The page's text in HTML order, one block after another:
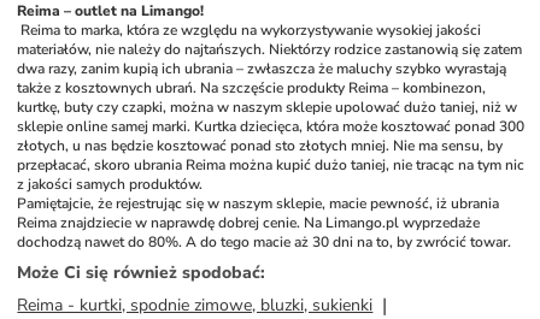
Reima – outlet na Limango!
Reima to marka, która ze względu na wykorzystywanie wysokiej jakości
materiałów, nie należy do najtańszych. Niektórzy rodzice zastanowią się zatem
dwa razy, zanim kupią ich ubrania – zwłaszcza że maluchy szybko wyrastają
także z kosztownych ubrań. Na szczęście produkty Reima – kombinezon,
kurtkę, buty czy czapki, można w naszym sklepie upolować dużo taniej, niż w
sklepie online samej marki. Kurtka dziecięca, która może kosztować ponad 300
złotych, u nas będzie kosztować ponad sto złotych mniej. Nie ma sensu, by
przepłacać, skoro ubrania Reima można kupić dużo taniej, nie tracąc na tym nic
z jakości samych produktów.
Pamiętajcie, że rejestrując się w naszym sklepie, macie pewność, iż ubrania
Reima znajdziecie w naprawdę dobrej cenie. Na Limango.pl wyprzedaże
dochodzą nawet do 80%. A do tego macie aż 30 dni na to, by zwrócić towar.
Może Ci się również spodobać:
Reima - kurtki, spodnie zimowe, bluzki, sukienki